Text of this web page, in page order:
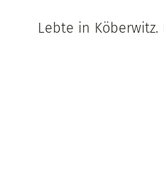
Lebte in Köberwitz.